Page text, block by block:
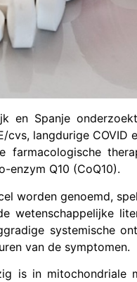
en Spanje
langdurige COVID
farmacologische
enzym Q10 (CoQ10).
worden genoemd,
wetenschappelijke
systemische
van de symptomen.
is in mitochondriale